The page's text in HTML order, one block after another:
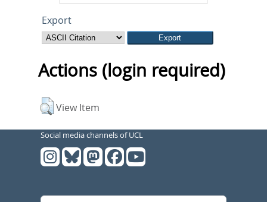
Export
Actions (login required)
View Item
Social media channels of UCL